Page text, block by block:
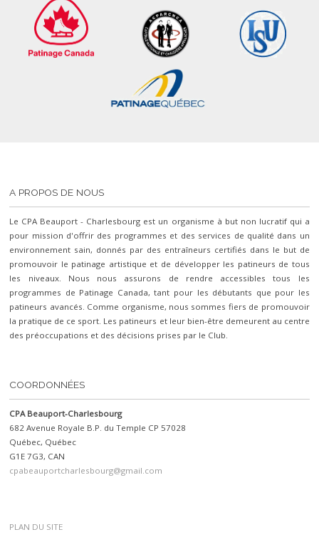
A PROPOS DE NOUS
Le CPA Beauport - Charlesbourg est un organisme à but non lucratif qui a
pour mission d'offrir des programmes et des services de qualité dans un
environnement sain, donnés par des entraîneurs certifiés dans le but de
promouvoir le patinage artistique et de développer les patineurs de tous
les niveaux. Nous nous assurons de rendre accessibles tous les
programmes de Patinage Canada, tant pour les débutants que pour les
patineurs avancés. Comme organisme, nous sommes fiers de promouvoir
la pratique de ce sport. Les patineurs et leur bien-être demeurent au centre
des préoccupations et des décisions prises par le Club.
COORDONNÉES
CPA Beauport-Charlesbourg
682 Avenue Royale B.P. du Temple CP 57028
Québec, Québec
G1E 7G3, CAN
cpabeauportcharlesbourg@gmail.com
PLAN DU SITE